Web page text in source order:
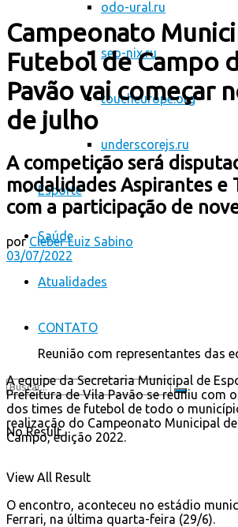
odo-ural.ru
seo-nix.ru
toucheurope.org
underscorejs.ru
Esporte
Saúde
Atualidades
CONTATO
No Result
View All Result
Campeonato
Futebol de Campo
Pavão vai começar
de julho
A competição será
modalidades Aspirantes e
com a participação de
por Cleber Luiz Sabino
03/07/2022
Reunião com representantes das
A equipe da Secretaria Municipal de
Prefeitura de Vila Pavão se reuniu com
dos times de futebol de todo o
realização do Campeonato Municipal
Campo, edição 2022.
O encontro, aconteceu no estádio
Ferrari, na última quarta-feira (29/6).